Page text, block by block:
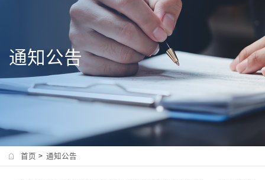
通知公告
首页 > 通知公告